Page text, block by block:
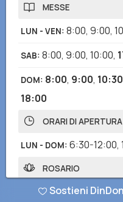
MESSE
LUN - VEN: 8:00, 9:00,
SAB: 8:00, 9:00, 10:00,
DOM: 8:00, 9:00, 10:30
18:00
ORARI DI APERTURA
LUN - DOM: 6:30-12:00,
ROSARIO
LUN - SAB: 16:30
Sostieni